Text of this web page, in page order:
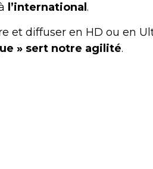
l’international .
et diffuser en HD ou en
» sert notre agilité.